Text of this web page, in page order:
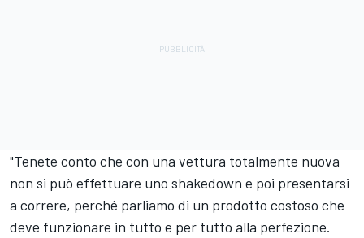
"Tenete conto che con una vettura totalmente nuova
non si può effettuare uno shakedown e poi presentarsi
a correre, perché parliamo di un prodotto costoso che
deve funzionare in tutto e per tutto alla perfezione.